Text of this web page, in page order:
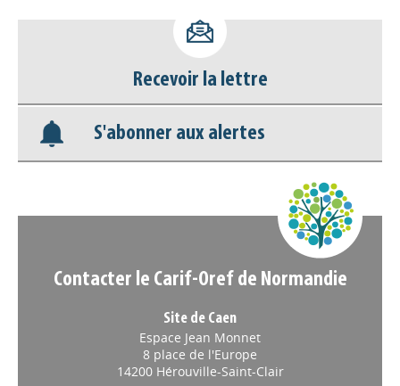
déconnecter)
Base documentaire
Nos veilles Scoop.it
Recevoir la lettre
S'abonner aux alertes
Contacter le Carif-Oref de Normandie
Site de Caen
Espace Jean Monnet
8 place de l'Europe
14200 Hérouville-Saint-Clair